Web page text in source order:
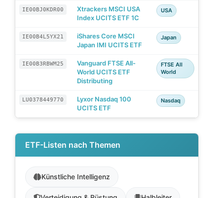
IE00BJ0KDR00
Xtrackers MSCI USA
Index UCITS ETF 1C
USA
IE00B4L5YX21
iShares Core MSCI
Japan IMI UCITS ETF
Japan
IE00B3RBWM25
Vanguard FTSE All-
World UCITS ETF
Distributing
FTSE All
World
LU0378449770
Lyxor Nasdaq 100
UCITS ETF
Nasdaq
ETF-Listen nach Themen
Künstliche Intelligenz